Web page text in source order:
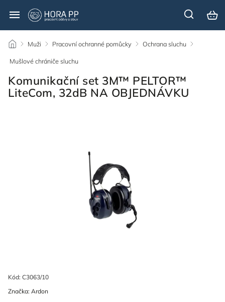
/ Muži / Pracovní ochranné pomůcky / Ochrana sluchu /
Mušlové chrániče sluchu
Komunikační set 3M™ PELTOR™
LiteCom, 32dB NA OBJEDNÁVKU
Kód: C3063/10
Značka: Ardon